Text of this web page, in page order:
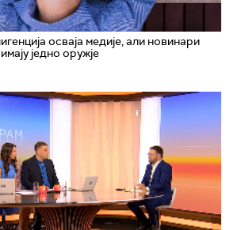
осваја медије, али новинари
једно оружје